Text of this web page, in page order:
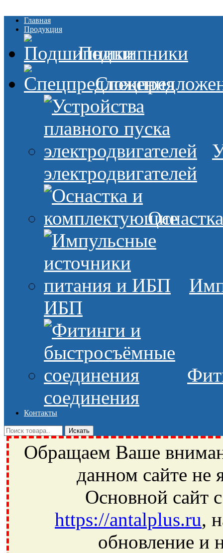
Главная
Продукция
Подшипники
электродвигателей
ИБП
соединения
Контакты
Обращаем Ваше
данном сайте не
Основной сайт
https://antalplus.ru,
обновление и